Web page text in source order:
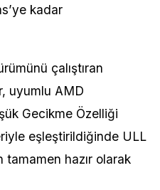
kadar
çalıştıran
uyumlu AMD
Gecikme Özelliği
eşleştirildiğinde ULL
hazır olarak